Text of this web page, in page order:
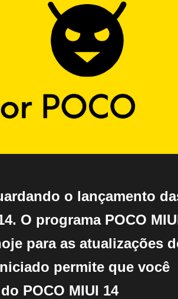
o lançamento
O programa POCO
para as atualizações
permite que você
POCO MIUI 14